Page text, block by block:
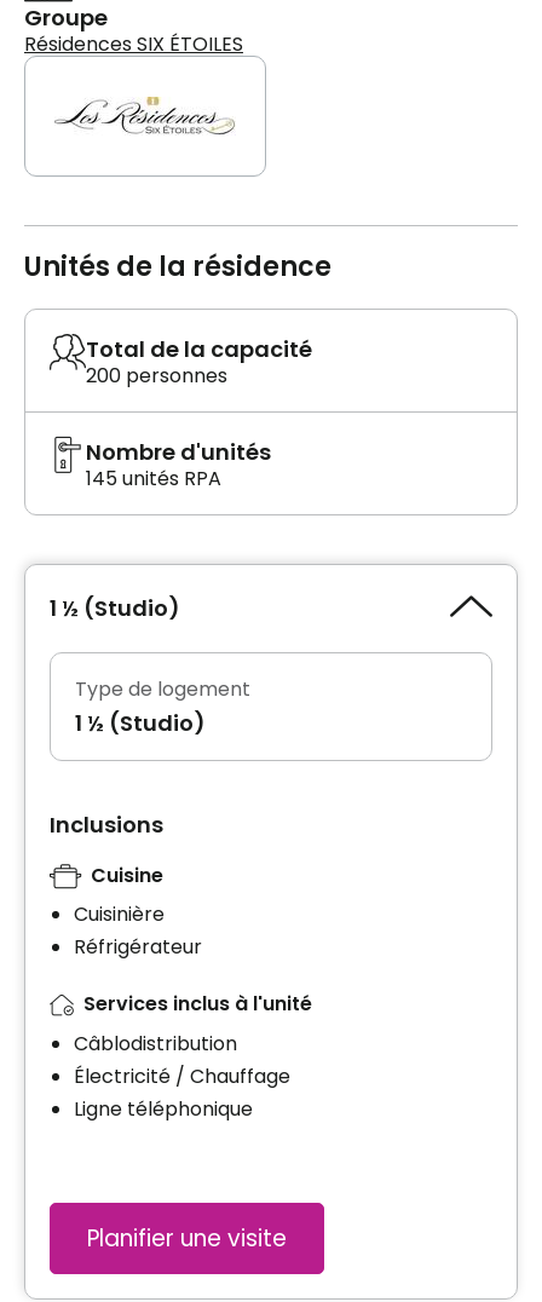
Groupe
Résidences SIX ÉTOILES
Unités de la résidence
Total de la capacité
200 personnes
Nombre d'unités
145 unités RPA
1 ½ (Studio)
Type de logement
1 ½ (Studio)
Inclusions
Cuisine
Cuisinière
Réfrigérateur
Services inclus à l'unité
Câblodistribution
Électricité / Chauffage
Ligne téléphonique
Planifier une visite